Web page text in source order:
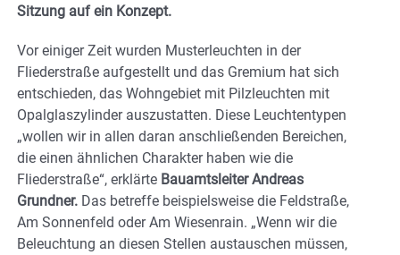
Sitzung auf ein Konzept.
Vor einiger Zeit wurden Musterleuchten in der
Fliederstraße aufgestellt und das Gremium hat sich
entschieden, das Wohngebiet mit Pilzleuchten mit
Opalglaszylinder auszustatten. Diese Leuchtentypen
„wollen wir in allen daran anschließenden Bereichen,
die einen ähnlichen Charakter haben wie die
Fliederstraße“, erklärte Bauamtsleiter Andreas
Grundner. Das betreffe beispielsweise die Feldstraße,
Am Sonnenfeld oder Am Wiesenrain. „Wenn wir die
Beleuchtung an diesen Stellen austauschen müssen,